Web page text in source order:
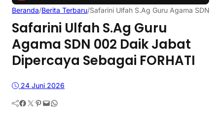
Beranda/Berita Terbaru/Safarini Ulfah S.Ag Guru Agama SDN
Safarini Ulfah S.Ag Guru
Agama SDN 002 Daik Jabat
Dipercaya Sebagai FORHATI
24 Juni 2026
Facebook Twitter Pinterest Mail WhatsApp